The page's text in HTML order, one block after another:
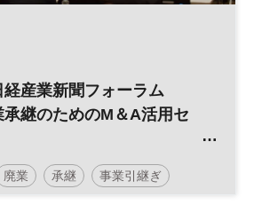
経産業新聞フォーラム
継のためのM＆A活用セ
引き継ぎ、事業を拡大さ
は～
廃業 承継 事業引継ぎ